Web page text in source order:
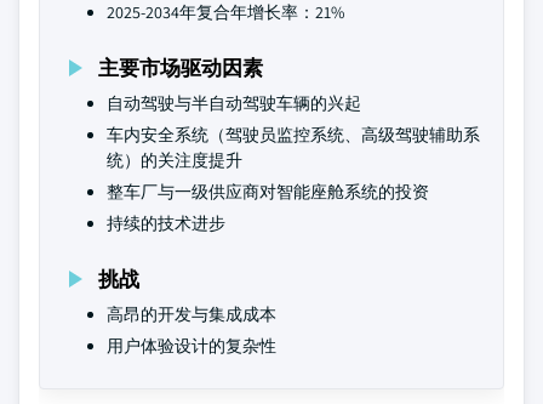
2025-2034年复合年增长率：21%
主要市场驱动因素
自动驾驶与半自动驾驶车辆的兴起
车内安全系统（驾驶员监控系统、高级驾驶辅助系
统）的关注度提升
整车厂与一级供应商对智能座舱系统的投资
持续的技术进步
挑战
高昂的开发与集成成本
用户体验设计的复杂性